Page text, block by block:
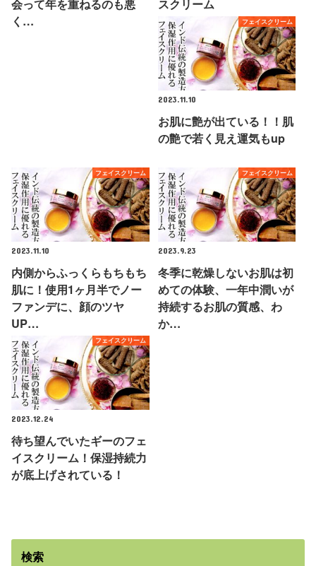
会って年を重ねるのも悪
く…
スクリーム
フェイスクリーム
2023.11.10
お肌に艶が出ている！！肌
の艶で若く見え運気もup
フェイスクリーム
2023.11.10
内側からふっくらもちもち
肌に！使用1ヶ月半でノー
ファンデに、顔のツヤ
UP…
フェイスクリーム
2023.9.23
冬季に乾燥しないお肌は初
めての体験、一年中潤いが
持続するお肌の質感、わ
か…
フェイスクリーム
2023.12.24
待ち望んでいたギーのフェ
イスクリーム！保湿持続力
が底上げされている！
検索